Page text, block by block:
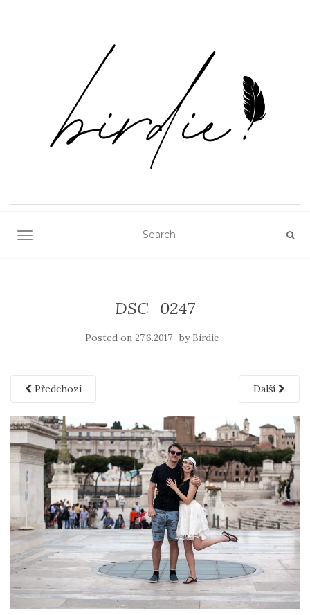
TOGGLE NAVIGATION
DSC_0247
Posted on 27.6.2017 by Birdie
Předchozí Další